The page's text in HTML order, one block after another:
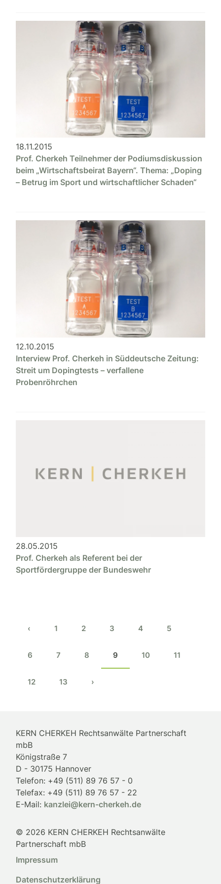
18.11.2015
Prof. Cherkeh Teilnehmer der Podiumsdiskussion
beim „Wirtschaftsbeirat Bayern“. Thema: „Doping
– Betrug im Sport und wirtschaftlicher Schaden“
12.10.2015
Interview Prof. Cherkeh in Süddeutsche Zeitung:
Streit um Dopingtests – verfallene
Probenröhrchen
28.05.2015
Prof. Cherkeh als Referent bei der
Sportfördergruppe der Bundeswehr
‹ 1 2 3 4 5
6 7 8 9 10 11
12 13 ›
KERN CHERKEH Rechtsanwälte Partnerschaft
mbB
Königstraße 7
D - 30175 Hannover
Telefon: +49 (511) 89 76 57 - 0
Telefax: +49 (511) 89 76 57 - 22
E-Mail: kanzlei@kern-cherkeh.de
© 2026 KERN CHERKEH Rechtsanwälte
Partnerschaft mbB
Impressum
Datenschutzerklärung